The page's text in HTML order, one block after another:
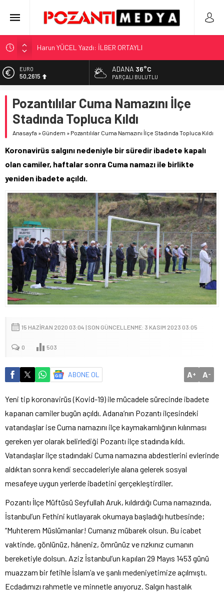
Harun YÜCEL Yazdı: İLBER ORTAYLI
“KILAVUZ HATİCE’NİN MEZARI NEREDE?!!!”
Adana’nın Gizli Cenneti Pozantı Akçatekir Yaylası
Yılmaz Soğutma’dan Buzdolabı Uyarısı
Gaziantep, Mersin ve Adana’da Web Tasarımın Öncüsü GZR
Ajans
EURO
50,2615
5.910,66
BİST
11.456,34
42,6961
ADANA 36°C
PARÇALI BULUTLU
Pozantılılar Cuma Namazını İlçe
Stadında Topluca Kıldı
Anasayfa » Gündem » Pozantılılar Cuma Namazını İlçe Stadında Topluca Kıldı
Koronavirüs salgını nedeniyle bir süredir ibadete kapalı
olan camiler, haftalar sonra Cuma namazı ile birlikte
yeniden ibadete açıldı.
15 HAZIRAN 2020 03:04 | SON GÜNCELLENME: 3 KASIM 2023 03:05
0 503
ABONE OL A+ A-
Yeni tip koronavirüs (Kovid-19) ile mücadele sürecinde ibadete
kapanan camiler bugün açıldı. Adana’nın Pozantı ilçesindeki
vatandaşlar ise Cuma namazını ilçe kaymakamlığının kılınması
gereken yer olarak belirlediği Pozantı ilçe stadında kıldı.
Vatandaşlar ilçe stadındaki Cuma namazına abdestlerini evlerinde
aldıktan sonra kendi seccadeleriyle alana gelerek sosyal
mesafeye uygun yerlerde ibadetini gerçekleştirdiler.
Pozantı İlçe Müftüsü Seyfullah Aruk, kıldırdığı Cuma namazında,
İstanbul’un Fethini kutlayarak okumaya başladığı hutbesinde;
“Muhterem Müslümanlar! Cumanız mübarek olsun. Bu icabet
vaktinde, gönlünüz, hâneniz, ömrünüz ve rızkınız cumanın
bereketiyle dolsun. Aziz İstanbul’un kapıları 29 Mayıs 1453 günü
muazzam bir fetihle İslam’a ve şanlı medeniyetimize açılmıştı.
Ecdadımızı rahmetle ve minnetle anıyoruz. Salgın hastalık